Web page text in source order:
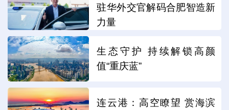
驻华外交官解码合肥智造新
力量
生态守护 持续解锁高颜
值“重庆蓝”
连云港：高空瞭望 赏海滨